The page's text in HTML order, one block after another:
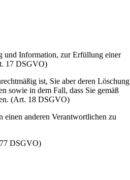
und Information, zur Erfüllung einer
17 DSGVO)
ist, Sie aber deren Löschung
sowie in dem Fall, dass Sie gemäß
(Art. 18 DSGVO)
einen anderen Verantwortlichen zu
77 DSGVO)